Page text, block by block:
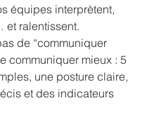
équipes interprètent,
et ralentissent.
de “communiquer
communiquer mieux : 5
une posture claire,
et des indicateurs